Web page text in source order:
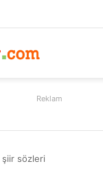
Reklam
sözleri